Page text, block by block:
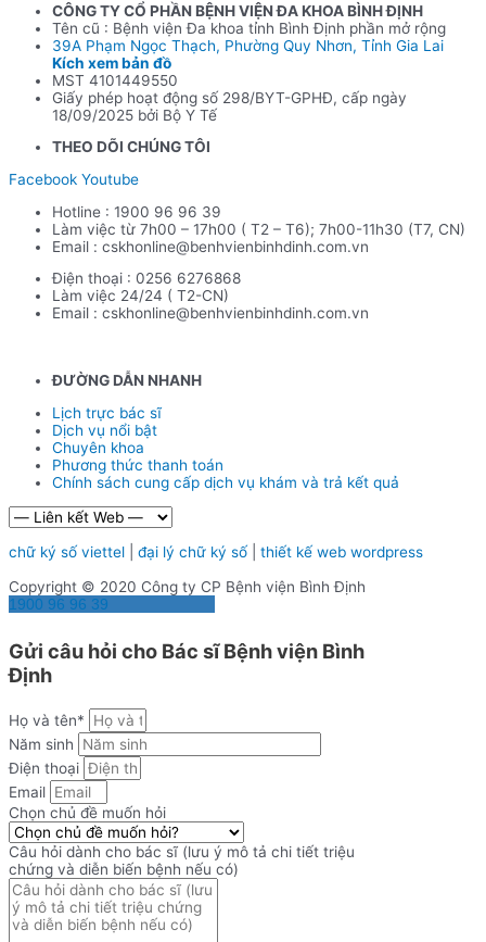
CÔNG TY CỔ PHẦN BỆNH VIỆN ĐA KHOA BÌNH ĐỊNH
Tên cũ : Bệnh viện Đa khoa tỉnh Bình Định phần mở rộng
39A Phạm Ngọc Thạch, Phường Quy Nhơn, Tỉnh Gia Lai
Kích xem bản đồ
MST 4101449550
Giấy phép hoạt động số 298/BYT-GPHĐ, cấp ngày
18/09/2025 bởi Bộ Y Tế
THEO DÕI CHÚNG TÔI
Facebook Youtube
Hotline : 1900 96 96 39
Làm việc từ 7h00 – 17h00 ( T2 – T6); 7h00-11h30 (T7, CN)
Email : cskhonline@benhvienbinhdinh.com.vn
Điện thoại : 0256 6276868
Làm việc 24/24 ( T2-CN)
Email : cskhonline@benhvienbinhdinh.com.vn
ĐƯỜNG DẪN NHANH
Lịch trực bác sĩ
Dịch vụ nổi bật
Chuyên khoa
Phương thức thanh toán
Chính sách cung cấp dịch vụ khám và trả kết quả
chữ ký số viettel đại lý chữ ký số| thiết kế web wordpress
Copyright © 2020 Công ty CP Bệnh viện Bình Định
1900 96 96 39
Gửi câu hỏi cho Bác sĩ Bệnh viện Bình
Định
Họ và tên*
Năm sinh
Điện thoại
Email
Chọn chủ đề muốn hỏi
Câu hỏi dành cho bác sĩ (lưu ý mô tả chi tiết triệu
chứng và diễn biến bệnh nếu có)